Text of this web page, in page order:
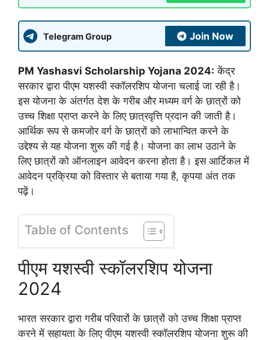
Telegram Group Join Now
PM Yashasvi Scholarship Yojana 2024: केंद्र
सरकार द्वारा पीएम यशस्वी स्कॉलरशिप योजना चलाई जा रही है।
इस योजना के अंतर्गत देश के गरीब और मध्यम वर्ग के छात्रों को
उच्च शिक्षा प्राप्त करने के लिए छात्रवृत्ति प्रदान की जाती है।
आर्थिक रूप से कमजोर वर्ग के छात्रों को लाभान्वित करने के
उद्देश्य से यह योजना शुरू की गई है। योजना का लाभ उठाने के
लिए छात्रों को ऑनलाइन आवेदन करना होता है। इस आर्टिकल में
आवेदन प्रक्रिया को विस्तार से बताया गया है, कृपया अंत तक
पढ़ें।
Table of Contents
पीएम यशस्वी स्कॉलरशिप योजना
2024
भारत सरकार द्वारा गरीब परिवारों के छात्रों को उच्च शिक्षा प्राप्त
करने में सहायता के लिए पीएम यशस्वी स्कॉलरशिप योजना शुरू की